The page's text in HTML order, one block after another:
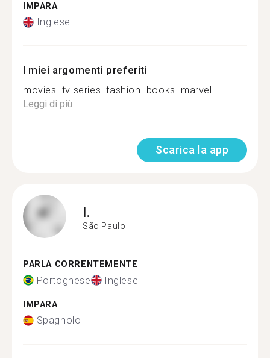
IMPARA
Inglese
I miei argomenti preferiti
movies. tv series. fashion. books. marvel....
Leggi di più
Scarica la app
I.
São Paulo
PARLA CORRENTEMENTE
Portoghese Inglese
IMPARA
Spagnolo